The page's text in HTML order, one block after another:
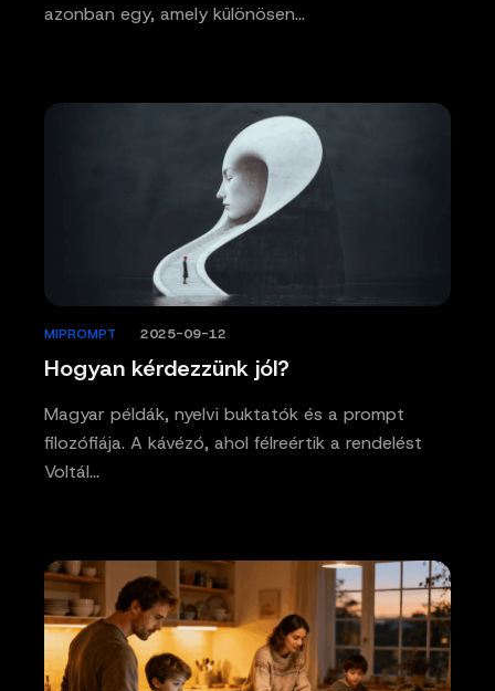
azonban egy, amely különösen…
Hogyan kérdezzünk jól?
MIPROMPT 2025-09-12
Magyar példák, nyelvi buktatók és a prompt
filozófiája. A kávézó, ahol félreértik a rendelést
Voltál…